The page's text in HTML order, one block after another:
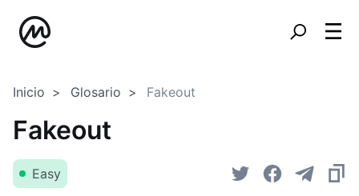
Inicio Glosario Fakeout
Fakeout
Easy